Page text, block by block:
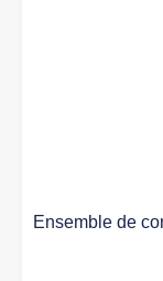
Ensemble de